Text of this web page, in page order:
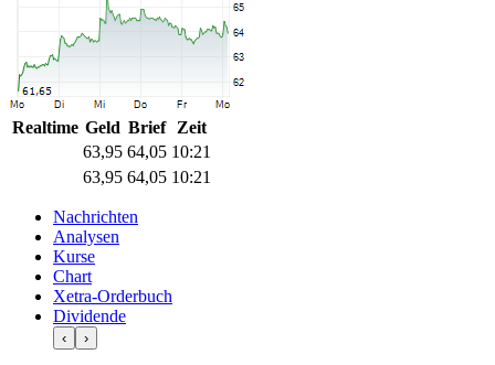
Realtime Geld Brief
Zeit
63,95 64,05 10:21
63,95 64,05 10:21
Nachrichten
Analysen
Kurse
Chart
Xetra-Orderbuch
Dividende
‹ ›